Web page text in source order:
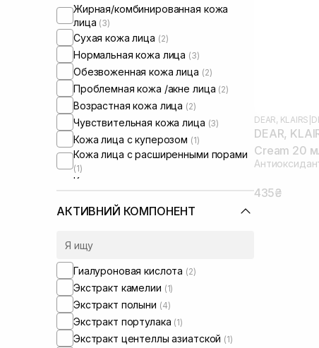
Жирная/комбинированная кожа
лица (3)
Сухая кожа лица (2)
Нормальная кожа лица (3)
Обезвоженная кожа лица (2)
Проблемная кожа /акне лица (2)
Возрастная кожа лица (2)
Чувствительная кожа лица (3)
Кожа лица с куперозом (1)
Кожа лица с расширенными порами
(1)
Кожа лица с нарушенным
барьером
Кожа лица с нарушенным
АКТИВНИЙ КОМПОНЕНТ
Гиалуроновая кислота (2)
Экстракт камелии (1)
Экстракт полыни (4)
Экстракт портулака (1)
Экстракт центеллы азиатской (1)
DEAR, KLAIRS
DEAR,
Cream 20
435₴